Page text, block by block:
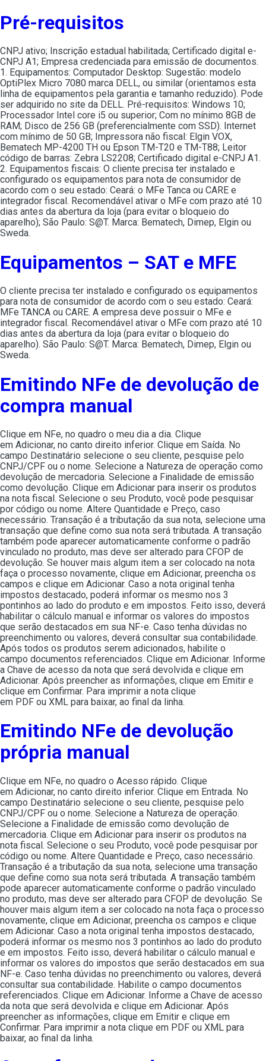
Pré-requisitos
CNPJ ativo; Inscrição estadual habilitada; Certificado digital e-
CNPJ A1; Empresa credenciada para emissão de documentos.
1. Equipamentos: Computador Desktop: Sugestão: modelo
OptiPlex Micro 7080 marca DELL, ou similar (orientamos esta
linha de equipamentos pela garantia e tamanho reduzido). Pode
ser adquirido no site da DELL. Pré-requisitos: Windows 10;
Processador Intel core i5 ou superior; Com no mínimo 8GB de
RAM; Disco de 256 GB (preferencialmente com SSD). Internet
com mínimo de 50 GB; Impressora não fiscal: Elgin VOX,
Bematech MP-4200 TH ou Epson TM-T20 e TM-T88; Leitor
código de barras: Zebra LS2208; Certificado digital e-CNPJ A1.
2. Equipamentos fiscais: O cliente precisa ter instalado e
configurado os equipamentos para nota de consumidor de
acordo com o seu estado: Ceará: o MFe Tanca ou CARE e
integrador fiscal. Recomendável ativar o MFe com prazo até 10
dias antes da abertura da loja (para evitar o bloqueio do
aparelho); São Paulo: S@T. Marca: Bematech, Dimep, Elgin ou
Sweda.
Equipamentos – SAT e MFE
O cliente precisa ter instalado e configurado os equipamentos
para nota de consumidor de acordo com o seu estado: Ceará:
MFe TANCA ou CARE. A empresa deve possuir o MFe e
integrador fiscal. Recomendável ativar o MFe com prazo até 10
dias antes da abertura da loja (para evitar o bloqueio do
aparelho). São Paulo: S@T. Marca: Bematech, Dimep, Elgin ou
Sweda.
Emitindo NFe de devolução de
compra manual
Clique em NFe, no quadro o meu dia a dia. Clique
em Adicionar, no canto direito inferior. Clique em Saída. No
campo Destinatário selecione o seu cliente, pesquise pelo
CNPJ/CPF ou o nome. Selecione a Natureza de operação como
devolução de mercadoria. Selecione a Finalidade de emissão
como devolução. Clique em Adicionar para inserir os produtos
na nota fiscal. Selecione o seu Produto, você pode pesquisar
por código ou nome. Altere Quantidade e Preço, caso
necessário. Transação é a tributação da sua nota, selecione uma
transação que define como sua nota será tributada. A transação
também pode aparecer automaticamente conforme o padrão
vinculado no produto, mas deve ser alterado para CFOP de
devolução. Se houver mais algum item a ser colocado na nota
faça o processo novamente, clique em Adicionar, preencha os
campos e clique em Adicionar. Caso a nota original tenha
impostos destacado, poderá informar os mesmo nos 3
pontinhos ao lado do produto e em impostos. Feito isso, deverá
habilitar o cálculo manual e informar os valores do impostos
que serão destacados em sua NF-e. Caso tenha dúvidas no
preenchimento ou valores, deverá consultar sua contabilidade.
Após todos os produtos serem adicionados, habilite o
campo documentos referenciados. Clique em Adicionar. Informe
a Chave de acesso da nota que será devolvida e clique em
Adicionar. Após preencher as informações, clique em Emitir e
clique em Confirmar. Para imprimir a nota clique
em PDF ou XML para baixar, ao final da linha.
Emitindo NFe de devolução
própria manual
Clique em NFe, no quadro o Acesso rápido. Clique
em Adicionar, no canto direito inferior. Clique em Entrada. No
campo Destinatário selecione o seu cliente, pesquise pelo
CNPJ/CPF ou o nome. Selecione a Natureza de operação.
Selecione a Finalidade de emissão como devolução de
mercadoria. Clique em Adicionar para inserir os produtos na
nota fiscal. Selecione o seu Produto, você pode pesquisar por
código ou nome. Altere Quantidade e Preço, caso necessário.
Transação é a tributação da sua nota, selecione uma transação
que define como sua nota será tributada. A transação também
pode aparecer automaticamente conforme o padrão vinculado
no produto, mas deve ser alterado para CFOP de devolução. Se
houver mais algum item a ser colocado na nota faça o processo
novamente, clique em Adicionar, preencha os campos e clique
em Adicionar. Caso a nota original tenha impostos destacado,
poderá informar os mesmo nos 3 pontinhos ao lado do produto
e em impostos. Feito isso, deverá habilitar o cálculo manual e
informar os valores do impostos que serão destacados em sua
NF-e. Caso tenha dúvidas no preenchimento ou valores, deverá
consultar sua contabilidade. Habilite o campo documentos
referenciados. Clique em Adicionar. Informe a Chave de acesso
da nota que será devolvida e clique em Adicionar. Após
preencher as informações, clique em Emitir e clique em
Confirmar. Para imprimir a nota clique em PDF ou XML para
baixar, ao final da linha.